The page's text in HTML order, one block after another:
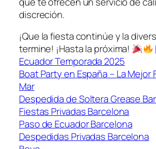
discreción.
¡Que la fiesta continúe y la
termine! ¡Hasta la próxima!
Ecuador Temporada 2025
Boat Party en España – La Mejor
Mar
Despedida de Soltera Grease
Fiestas Privadas Barcelona
Paso de Ecuador Barcelona
Despedidas Privadas Barcelona